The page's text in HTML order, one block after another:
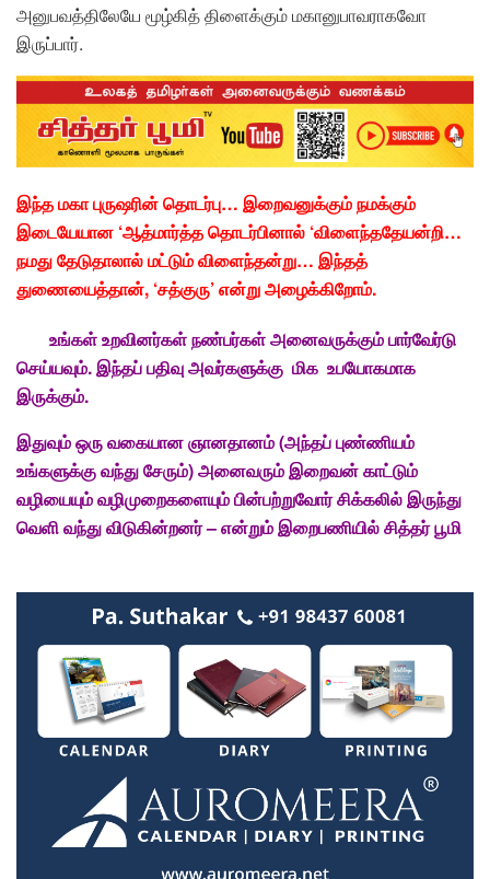
அனுபவத்திலேயே மூழ்கித் திளைக்கும் மகானுபாவராகவோ
இருப்பார்.
இந்த மகா புருஷரின் தொடர்பு… இறைவனுக்கும் நமக்கும்
இடையேயான ‘ஆத்மார்த்த தொடர்பினால் ‘விளைந்ததேயன்றி…
நமது தேடுதாலால் மட்டும் விளைந்தன்று… இந்தத்
துணையைத்தான், ‘சத்குரு’ என்று அழைக்கிறோம்.
உங்கள்உறவினர்கள்நண்பர்கள்அனைவருக்கும்பார்வேர்டு
செய்யவும்.இந்தப்பதிவுஅவர்களுக்கு மிக உபயோகமாக
இருக்கும்.
இதுவும்ஒருவகையானஞானதானம் (அந்தப்புண்ணியம்
உங்களுக்குவந்துசேரும்)அனைவரும்இறைவன்காட்டும்
வழியையும்வழிமுறைகளையும்பின்பற்றுவோர்சிக்கலில்இருந்து
வெளிவந்துவிடுகின்றனர் – என்றும்இறைபணியில்சித்தர்பூமி